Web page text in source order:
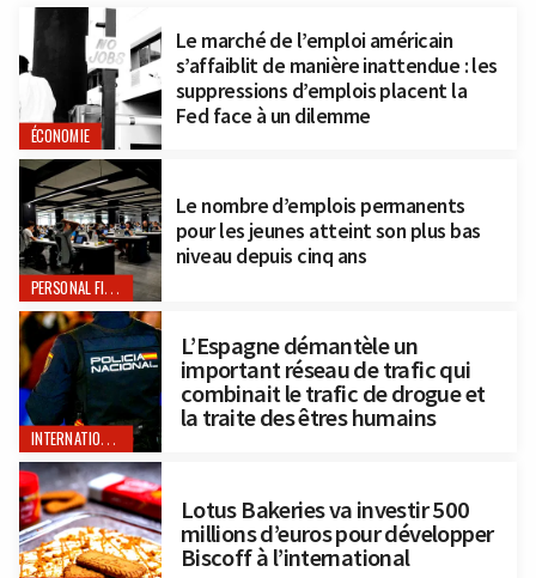
ÉCONOMIE
Le marché de l’emploi américain
s’affaiblit de manière inattendue : les
suppressions d’emplois placent la
Fed face à un dilemme
PERSONAL FINANCE
Le nombre d’emplois permanents
pour les jeunes atteint son plus bas
niveau depuis cinq ans
INTERNATIONAL
L’Espagne démantèle un
important réseau de trafic qui
combinait le trafic de drogue et
la traite des êtres humains
Lotus Bakeries va investir 500
millions d’euros pour développer
Biscoff à l’international